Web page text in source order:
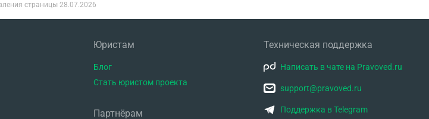
страницы 28.07.2026
Юристам
Блог
Стать юристом проекта
Партнёрам
Техническая поддержка
Написать в чате на Pravoved.ru
support@pravoved.ru
Поддержка в Telegram